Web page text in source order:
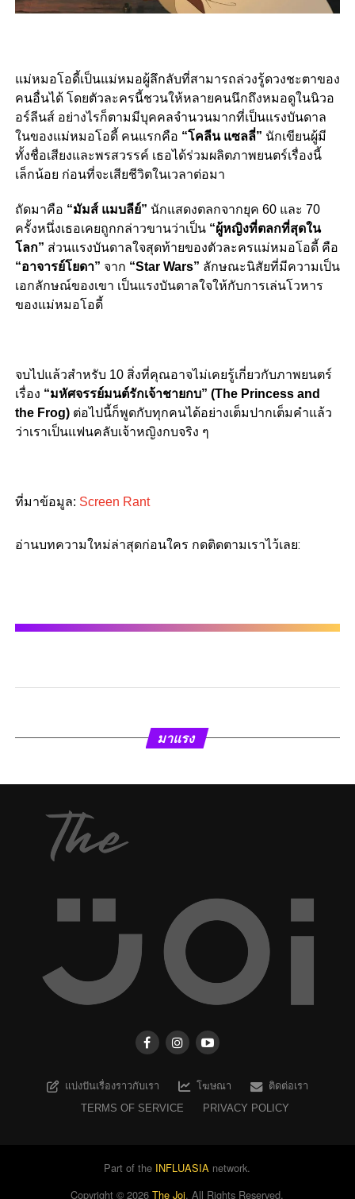
แม่หมอโอดี้เป็นแม่หมอผู้ลึกลับที่สามารถล่วงรู้ดวงชะตาของ
คนอื่นได้ โดยตัวละครนี้ชวนให้หลายคนนึกถึงหมอดูในนิวอ
อร์ลีนส์ อย่างไรก็ตามมีบุคคลจำนวนมากที่เป็นแรงบันดาล
ในของแม่หมอโอดี้ คนแรกคือ “โคลีน แซลลี่” นักเขียนผู้มี
ทั้งชื่อเสียงและพรสวรรค์ เธอได้ร่วมผลิตภาพยนตร์เรื่องนี้
เล็กน้อย ก่อนที่จะเสียชีวิตในเวลาต่อมา
ถัดมาคือ “มัมส์ แมบลีย์” นักแสดงตลกจากยุค 60 และ 70
ครั้งหนึ่งเธอเคยถูกกล่าวขานว่าเป็น “ผู้หญิงที่ตลกที่สุดใน
โลก” ส่วนแรงบันดาลใจสุดท้ายของตัวละครแม่หมอโอดี้ คือ
“อาจารย์โยดา” จาก “Star Wars” ลักษณะนิสัยที่มีความเป็น
เอกลักษณ์ของเขา เป็นแรงบันดาลใจให้กับการเล่นโวหาร
ของแม่หมอโอดี้
จบไปแล้วสำหรับ 10 สิ่งที่คุณอาจไม่เคยรู้เกี่ยวกับภาพยนตร์
เรื่อง “มหัศจรรย์มนต์รักเจ้าชายกบ” (The Princess and
the Frog) ต่อไปนี้ก็พูดกับทุกคนได้อย่างเต็มปากเต็มคำแล้ว
ว่าเราเป็นแฟนคลับเจ้าหญิงกบจริง ๆ
ที่มาข้อมูล: Screen Rant
อ่านบทความใหม่ล่าสุดก่อนใคร กดติดตามเราไว้เลย:
มาแรง
แบ่งปันเรื่องราวกับเรา โฆษณา
ติดต่อเรา
TERMS OF SERVICE
PRIVACY POLICY
Part of the INFLUASIA network.
Copyright ©2026 The Joi. All Rights Reserved.